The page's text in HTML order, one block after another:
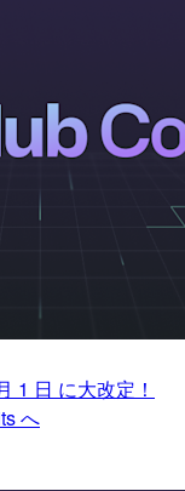
1 日 に大改定！
へ